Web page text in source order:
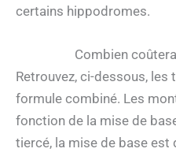
certains hippodromes.
Combien
Retrouvez, ci-dessous, les
formule combiné. Les
fonction de la mise de
tiercé, la mise de base est